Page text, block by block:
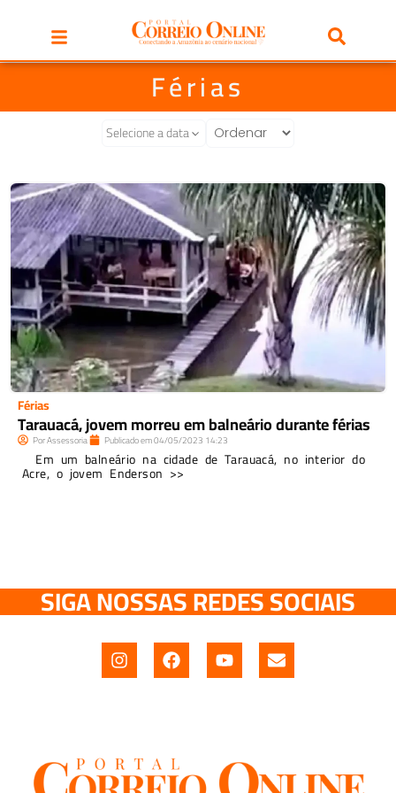
Férias
Selecione a data
Férias
Tarauacá, jovem morreu em balneário durante férias
PorAssessoria Publicado em04/05/2023 14:23
Em um balneário na cidade de Tarauacá, no interior do
Acre, o jovem Enderson >>
SIGA NOSSAS REDES SOCIAIS